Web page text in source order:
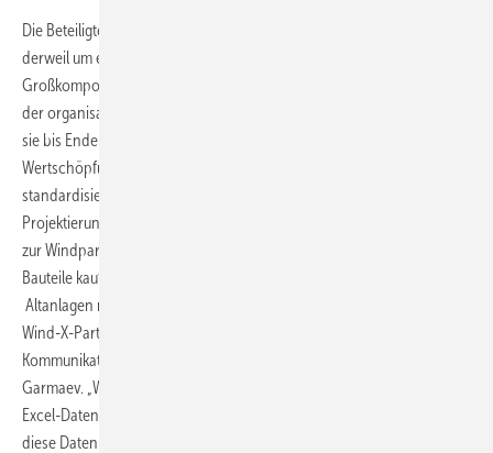
Die Beteiligten des Forschungsvorhabens Wind-X kümmern sich
derweil um eine schnellere handfeste Organisation der Lieferkette der
Großkomponenten. Nach Start im November vorigen Jahres unter
der organisatorischen Führung der Hochschule RWTH Aachen wollen
sie bis Ende Juli 2027 einen Datenraum „entlang der gesamten
Wertschöpfungskette“ schaffen, der für jede Komponente
standardisierte Datensätze bereitstellt. Wenn
Projektierungsunternehmen einen Transport von Turbinenbauteilen
zur Windparkbaustelle organisieren, wenn Turbinenbauer ihre
Bauteile kaufen, wenn Parkbetreiber die Rotorblätter rückgebauter
Altanlagen recyceln lassen, schicken sie sich nach dem Willen der
Wind-X-Partner künftig dafür definierte Datensätze zu. Das würde die
Kommunikation enorm beschleunigen, erklärt Projektsprecher Igor
Garmaev. „Wo bisher viele Komponentendaten über PDF oder als
Excel-Daten von Mensch zu Mensch gingen und Menschen dann
diese Daten irgendwo in einen Rechner eingaben, wollen wir diesen